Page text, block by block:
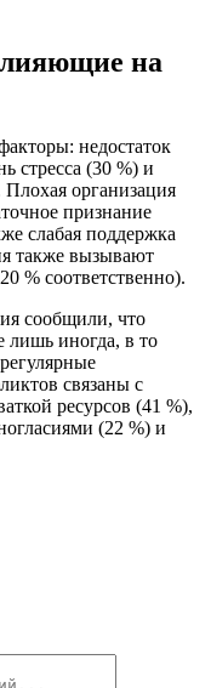
на
недостаток
стресса (30 %) и
Плохая организация
признание
слабая поддержка
также вызывают
% соответственно).
сообщили, что
лишь иногда, в то
связаны с
ресурсов (41 %),
(22 %) и